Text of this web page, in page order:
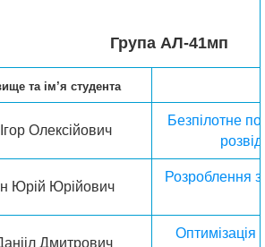
Група AЛ-41мп
та ім’я студента
Олексійович
Безпілотне
Юрій Юрійович
Розроблення
Дмитрович
Оптимізація